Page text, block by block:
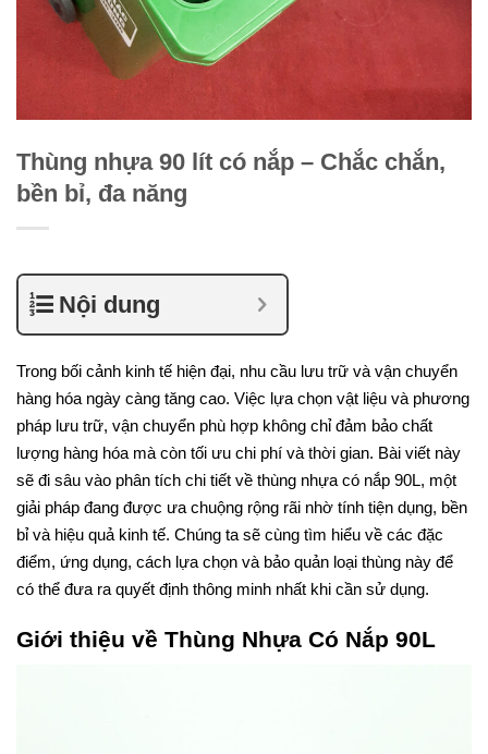
Thùng nhựa 90 lít có nắp – Chắc chắn,
bền bỉ, đa năng
Nội dung
Trong bối cảnh kinh tế hiện đại, nhu cầu lưu trữ và vận chuyển
hàng hóa ngày càng tăng cao. Việc lựa chọn vật liệu và phương
pháp lưu trữ, vận chuyển phù hợp không chỉ đảm bảo chất
lượng hàng hóa mà còn tối ưu chi phí và thời gian. Bài viết này
sẽ đi sâu vào phân tích chi tiết về thùng nhựa có nắp 90L, một
giải pháp đang được ưa chuộng rộng rãi nhờ tính tiện dụng, bền
bỉ và hiệu quả kinh tế. Chúng ta sẽ cùng tìm hiểu về các đặc
điểm, ứng dụng, cách lựa chọn và bảo quản loại thùng này để
có thể đưa ra quyết định thông minh nhất khi cần sử dụng.
Giới thiệu về Thùng Nhựa Có Nắp 90L